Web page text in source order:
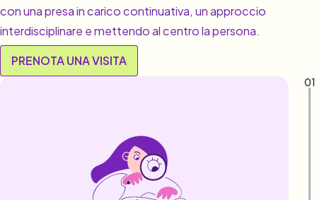
con una presa in carico continuativa, un approccio
interdisciplinare e mettendo al centro la persona.
PRENOTA UNA VISITA
01